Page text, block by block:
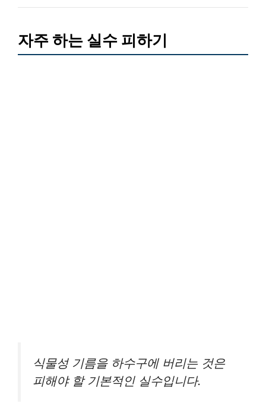
자주 하는 실수 피하기
식물성 기름을 하수구에 버리는 것은
피해야 할 기본적인 실수입니다.